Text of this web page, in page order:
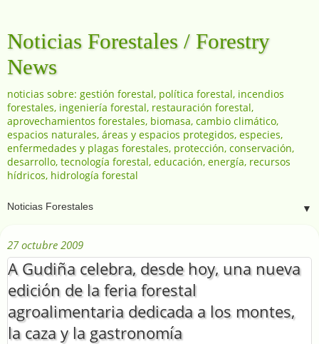
Noticias Forestales / Forestry
News
noticias sobre: gestión forestal, política forestal, incendios
forestales, ingeniería forestal, restauración forestal,
aprovechamientos forestales, biomasa, cambio climático,
espacios naturales, áreas y espacios protegidos, especies,
enfermedades y plagas forestales, protección, conservación,
desarrollo, tecnología forestal, educación, energía, recursos
hídricos, hidrología forestal
▼
27 octubre 2009
A Gudiña celebra, desde hoy, una nueva
edición de la feria forestal
agroalimentaria dedicada a los montes,
la caza y la gastronomía